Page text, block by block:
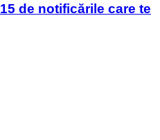
de notificările care te